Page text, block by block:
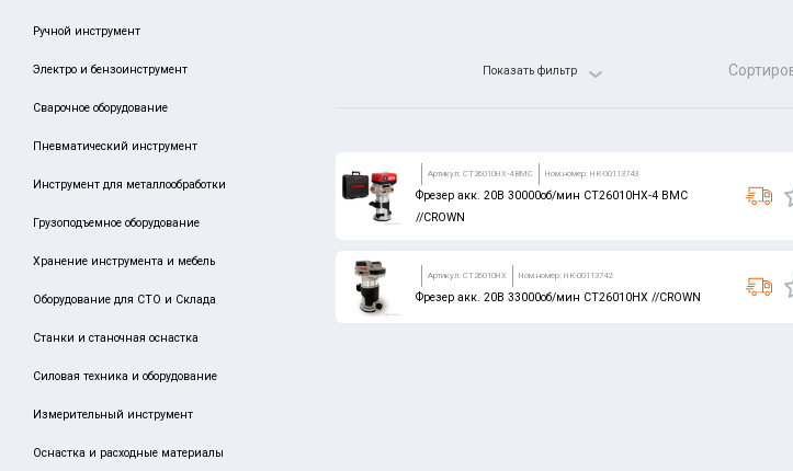
Ручной инструмент
Электро и бензоинструмент
Сварочное оборудование
Пневматический инструмент
Инструмент для металлообработки
Грузоподъемное оборудование
Хранение инструмента и мебель
Оборудование для СТО и Склада
Станки и станочная оснастка
Силовая техника и оборудование
Измерительный инструмент
Оснастка и расходные материалы
Показать фильтр
King Tony
BOSCH
MATRIX
Артикул: CT26010HX-4 BMC Ном.номер: НК-00113743
Фрезер акк. 20B 30000об/мин CT26010HX-4 BMC
//CROWN
Артикул: CT26010HX Ном.номер: НК-00113742
Фрезер акк. 20B 33000об/мин CT26010HX //CROWN